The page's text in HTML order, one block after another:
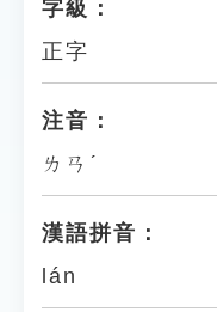
字級：
正字
注音：
ㄌㄢˊ
漢語拼音：
lán